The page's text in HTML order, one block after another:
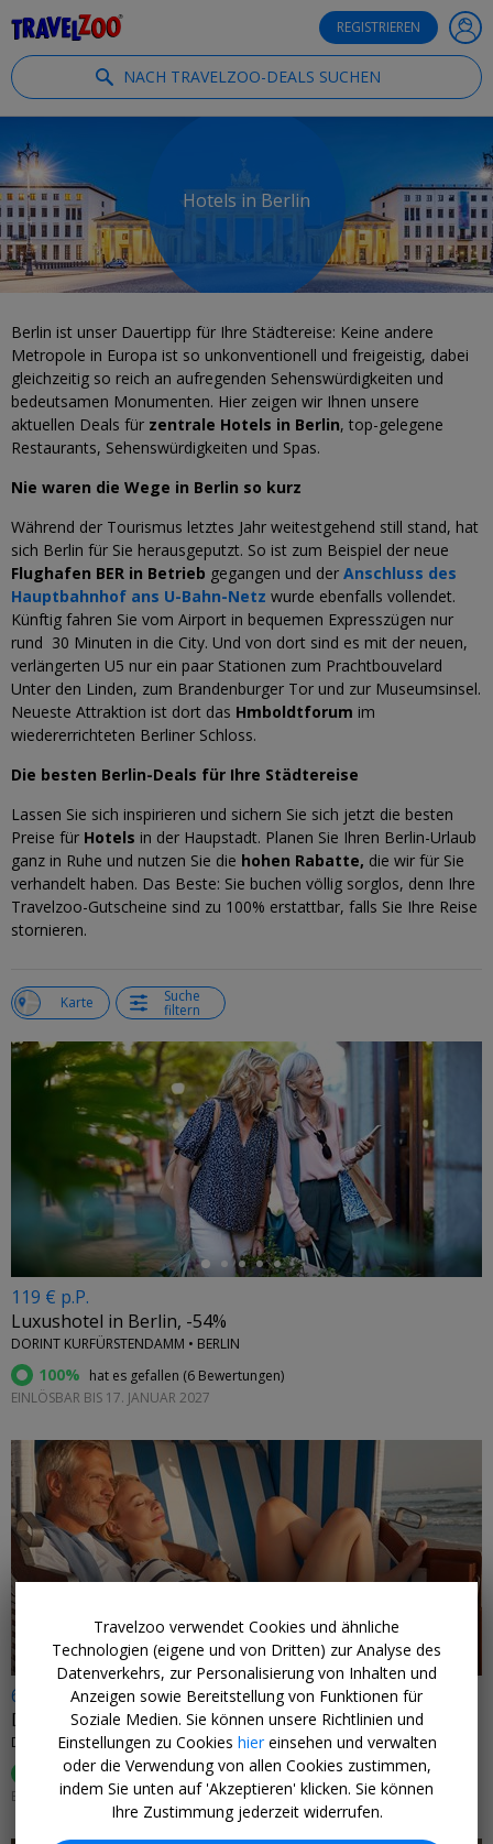
REGISTRIEREN
NACH TRAVELZOO-DEALS SUCHEN
Hotels in Berlin
Berlin ist unser Dauertipp für Ihre Städtereise: Keine andere
Metropole in Europa ist so unkonventionell und freigeistig, dabei
gleichzeitig so reich an aufregenden Sehenswürdigkeiten und
bedeutsamen Monumenten. Hier zeigen wir Ihnen unsere
aktuellen Deals für zentrale Hotels in Berlin, top-gelegene
Restaurants, Sehenswürdigkeiten und Spas.
Nie waren die Wege in Berlin so kurz
Während der Tourismus letztes Jahr weitestgehend still stand, hat
sich Berlin für Sie herausgeputzt. So ist zum Beispiel der neue
Flughafen BER in Betrieb gegangen und der Anschluss des
Hauptbahnhof ans U-Bahn-Netz wurde ebenfalls vollendet.
Künftig fahren Sie vom Airport in bequemen Expresszügen nur
rund 30 Minuten in die City. Und von dort sind es mit der neuen,
verlängerten U5 nur ein paar Stationen zum Prachtbouvelard
Unter den Linden, zum Brandenburger Tor und zur Museumsinsel.
Neueste Attraktion ist dort das Hmboldtforum im
wiedererrichteten Berliner Schloss.
Die besten Berlin-Deals für Ihre Städtereise
Lassen Sie sich inspirieren und sichern Sie sich jetzt die besten
Preise für Hotels in der Haupstadt. Planen Sie Ihren Berlin-Urlaub
ganz in Ruhe und nutzen Sie die hohen Rabatte, die wir für Sie
verhandelt haben. Das Beste: Sie buchen völlig sorglos, denn Ihre
Travelzoo-Gutscheine sind zu 100% erstattbar, falls Sie Ihre Reise
stornieren.
Karte Suche
filtern
119 € p.P.
Luxushotel in Berlin, -54%
DORINT KURFÜRSTENDAMM • BERLIN
100% hat es gefallen (6 Bewertungen)
EINLÖSBAR BIS 17. JANUAR 2027
←
66 € p.P.
Der perfekte Sonntag: 23 Hotels zur Wahl
DORINT HOTELS • BERLIN
96% hat es gefallen (100 Bewertungen )
EINLÖSBAR BIS 31. MÄRZ 2027
Travelzoo verwendet Cookies und ähnliche
Technologien (eigene und von Dritten) zur Analyse des
Datenverkehrs, zur Personalisierung von Inhalten und
Anzeigen sowie Bereitstellung von Funktionen für
Soziale Medien. Sie können unsere Richtlinien und
Einstellungen zu Cookies hiereinsehen und verwalten
oder die Verwendung von allen Cookies zustimmen,
indem Sie unten auf 'Akzeptieren' klicken. Sie können
Ihre Zustimmung jederzeit widerrufen.